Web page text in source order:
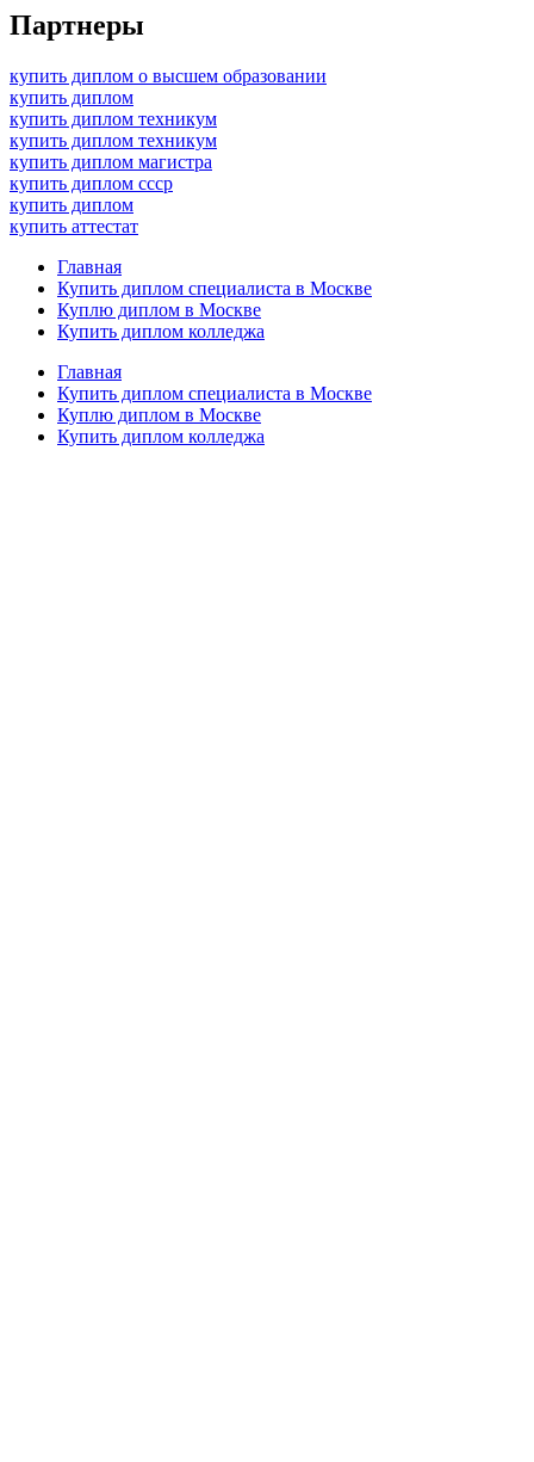
Партнеры
купить диплом о высшем образовании
купить диплом
купить диплом техникум
купить диплом техникум
купить диплом магистра
купить диплом ссср
купить диплом
купить аттестат
Главная
Купить диплом специалиста в Москве
Куплю диплом в Москве
Купить диплом колледжа
Главная
Купить диплом специалиста в Москве
Куплю диплом в Москве
Купить диплом колледжа